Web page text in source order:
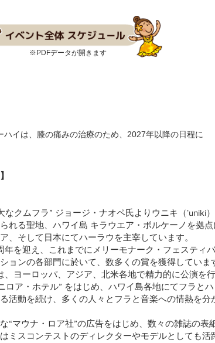
​※PDFデータが開きます
イは、膝の痛みの治療のため、2027年以降の日程に
クムフラ” ジョージ・ナオペ氏よりウニキ（ʻuniki
れる聖地、ハワイ島 キラウエア・ボルケーノを拠点
、そして日本にてハーラウを主宰しています。
を迎え、これまでにメリーモナーク・フェスティ
ョンの各部門に於いて、数多くの賞を獲得していま
ヨーロッパ、アジア、北米各地で精力的に公演を行
ロア・ホテル” をはじめ、ハワイ島各地にてフラとハ
活動を続け、多くの人々とフラと音楽への情熱を分
“マウナ・ロア社”の広告をはじめ、数々の雑誌の表
ミスコンテストのディレクターやモデルとしても活